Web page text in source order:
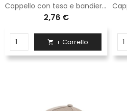
Cappello con tesa e bandierina a lato Logica grigio
2,76 €
 + Carrello